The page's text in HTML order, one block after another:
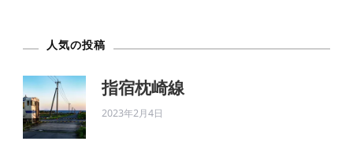
人気の投稿
指宿枕崎線
2023年2月4日